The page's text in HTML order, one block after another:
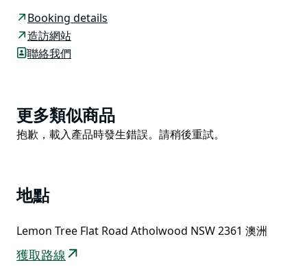
賞柏樹林和豐富的野生動物。
露營地步行即可輕鬆抵達釣魚、游泳和徒步旅行的場所，
四公里長的步道從露營地出發，通往塞文河和麥金泰爾河
的交匯處。幾個隱藏的小海灘藏身於岩石之間，平靜的河
好也自備飲用水。
Booking details
造訪網站
聯絡我們
Product
List
更多類似商品
Product
抱歉，載入產品時發生錯誤。請稍後重試。
地點
Lemon Tree Flat Road Atholwood NSW 2361 澳洲
獲取路線